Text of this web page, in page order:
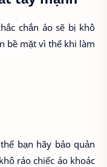
chắn áo sẽ bị khô
bề mặt vì thế khi làm
bạn hãy bảo quản
ráo chiếc áo khoác